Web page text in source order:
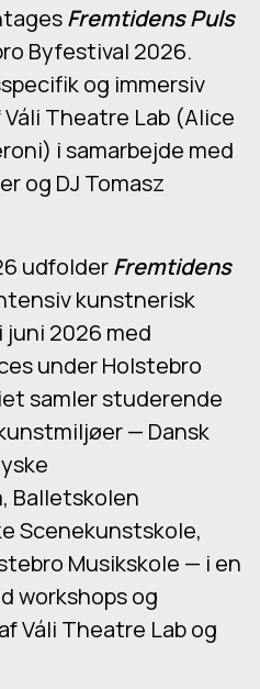
Fremtidens Puls
Byfestival 2026.
og immersiv
Theatre Lab (Alice
i samarbejde med
og DJ Tomasz
udfolderFremtidens
kunstnerisk
juni 2026 med
under Holstebro
samler studerende
— Dansk
Balletskolen
Scenekunstskole,
Musikskole — i en
workshops og
Váli Theatre Lab og